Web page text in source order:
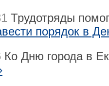
Трудотряды
порядок в
Ко Дню города в